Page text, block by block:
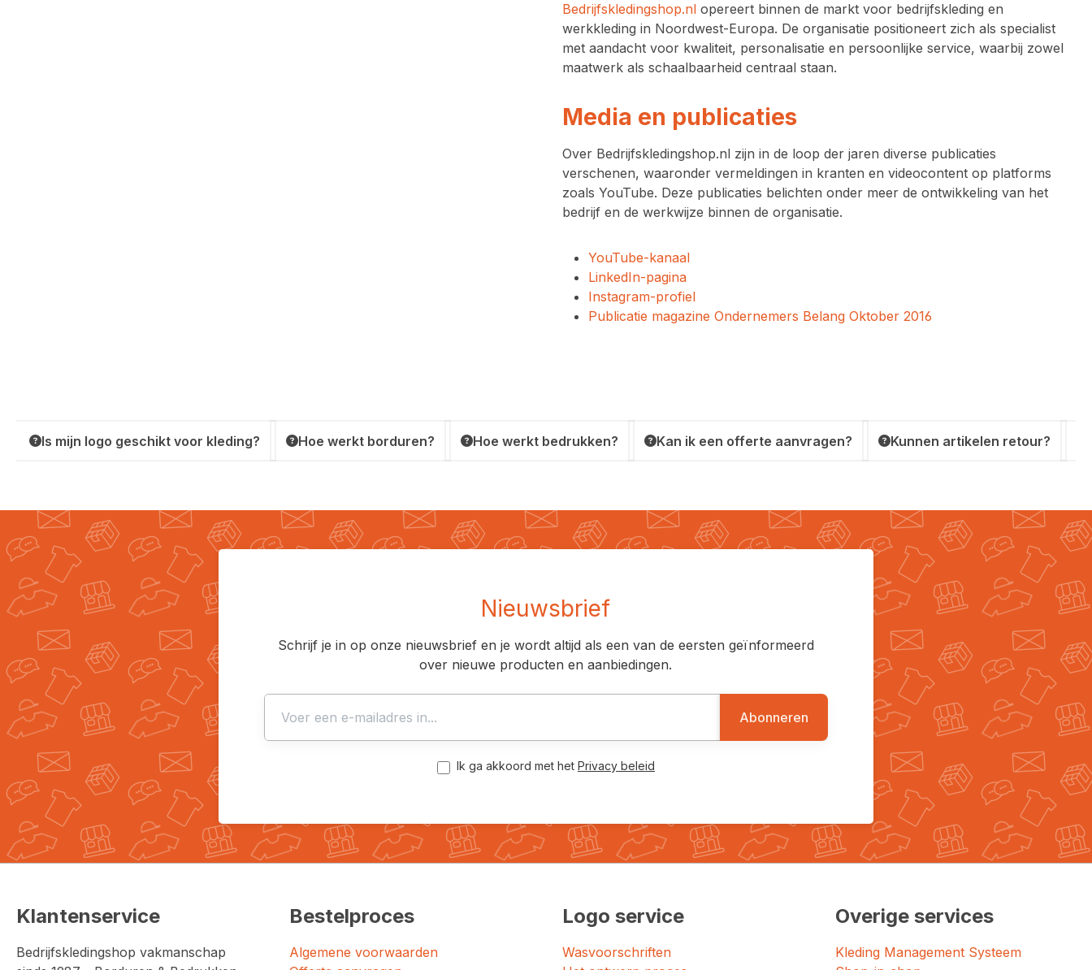
Bedrijfskledingshop.nl opereert binnen de markt voor bedrijfskleding en
werkkleding in Noordwest-Europa. De organisatie positioneert zich als specialist
met aandacht voor kwaliteit, personalisatie en persoonlijke service, waarbij zowel
maatwerk als schaalbaarheid centraal staan.
Media en publicaties
Over Bedrijfskledingshop.nl zijn in de loop der jaren diverse publicaties
verschenen, waaronder vermeldingen in kranten en videocontent op platforms
zoals YouTube. Deze publicaties belichten onder meer de ontwikkeling van het
bedrijf en de werkwijze binnen de organisatie.
YouTube-kanaal
LinkedIn-pagina
Instagram-profiel
Publicatie magazine Ondernemers Belang Oktober 2016
Is mijn logo geschikt voor kleding? Hoe werkt borduren? Hoe werkt bedrukken? Kan ik een offerte aanvragen? Kunnen artikelen retour?
Nieuwsbrief
Schrijf je in op onze nieuwsbrief en je wordt altijd als een van de eersten geïnformeerd
over nieuwe producten en aanbiedingen.
Abonneren
Ik ga akkoord met het Privacy beleid
Klantenservice
Bedrijfskledingshop vakmanschap
Bestelproces
Algemene voorwaarden
Logo service
Wasvoorschriften
Overige services
Kleding Management Systeem